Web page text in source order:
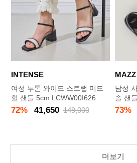
INTENSE
여성 투톤 와이드 스트랩 미드
힐 샌들 5cm LCWW00I626
72% 41,650 149,000
MAZZ
남성
솔 샌
73%
더보기